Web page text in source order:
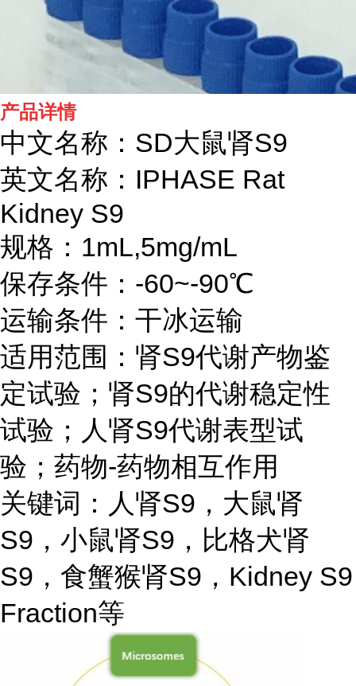
产品详情
中文名称：SD大鼠肾S9
英文名称：IPHASE Rat
Kidney S9
规格：1mL,5mg/mL
保存条件：-60~-90℃
运输条件：干冰运输
适用范围：肾S9代谢产物鉴
定试验；肾S9的代谢稳定性
试验；人肾S9代谢表型试
验；药物-药物相互作用
关键词：人肾S9，大鼠肾
S9，小鼠肾S9，比格犬肾
S9，食蟹猴肾S9，Kidney S9
Fraction等